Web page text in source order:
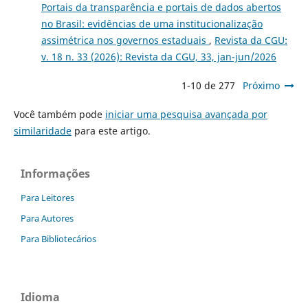
Portais da transparência e portais de dados abertos
no Brasil: evidências de uma institucionalização
assimétrica nos governos estaduais , Revista da CGU:
v. 18 n. 33 (2026): Revista da CGU, 33, jan-jun/2026
1-10 de 277 Próximo
Você também pode iniciar uma pesquisa avançada por
similaridadepara este artigo.
Informações
Para Leitores
Para Autores
Para Bibliotecários
Idioma